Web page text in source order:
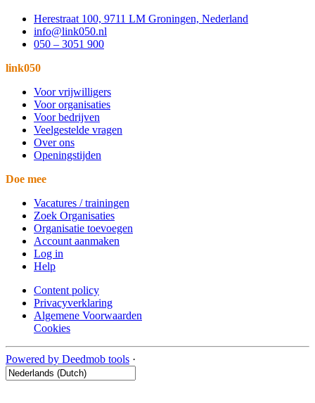
Herestraat 100, 9711 LM Groningen, Nederland
info@link050.nl
050 – 3051 900
link050
Voor vrijwilligers
Voor organisaties
Voor bedrijven
Veelgestelde vragen
Over ons
Openingstijden
Doe mee
Vacatures / trainingen
Zoek Organisaties
Organisatie toevoegen
Account aanmaken
Log in
Help
Content policy
Privacyverklaring
Algemene Voorwaarden
Cookies
Powered by Deedmob tools ·